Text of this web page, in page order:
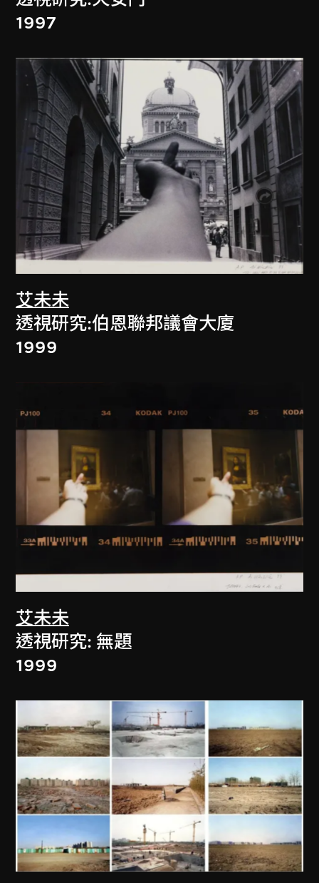
1997
艾未未
透視研究:伯恩聯邦議會大廈
1999
艾未未
透視研究: 無題
1999